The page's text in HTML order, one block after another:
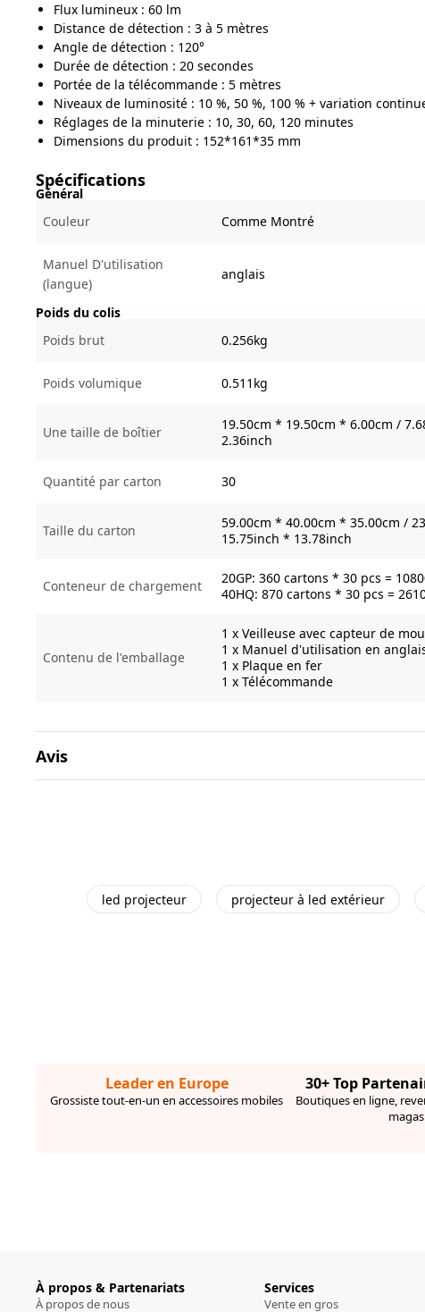
Flux lumineux : 60 lm
Distance de détection : 3 à 5 mètres
Angle de détection : 120°
Durée de détection : 20 secondes
Portée de la télécommande : 5 mètres
Niveaux de luminosité : 10 %, 50 %, 100 % + variation
Réglages de la minuterie : 10, 30, 60, 120 minutes
Dimensions du produit : 152*161*35 mm
Spécifications
Général
Couleur
Comme Montré
Manuel D'utilisation
(langue)
anglais
Poids du colis
Poids brut
0.256kg
Poids volumique 0.511kg
Une taille de boîtier
19.50cm * 19.50cm * 6.00cm /
2.36inch
Quantité par carton 30
Taille du carton
59.00cm * 40.00cm * 35.00cm /
15.75inch * 13.78inch
Conteneur de chargement
20GP: 360 cartons * 30 pcs =
40HQ: 870 cartons * 30 pcs =
Contenu de l'emballage
1 x Veilleuse avec capteur de
1 x Manuel d'utilisation en
1 x Plaque en fer
1 x Télécommande
Avis
led projecteur projecteur à led extérieur
Leader en Europe
Grossiste tout-en-un en accessoires mobiles
30+ Top
Boutiques en ligne,
À propos & Partenariats
À propos de nous
Services
Vente en gros